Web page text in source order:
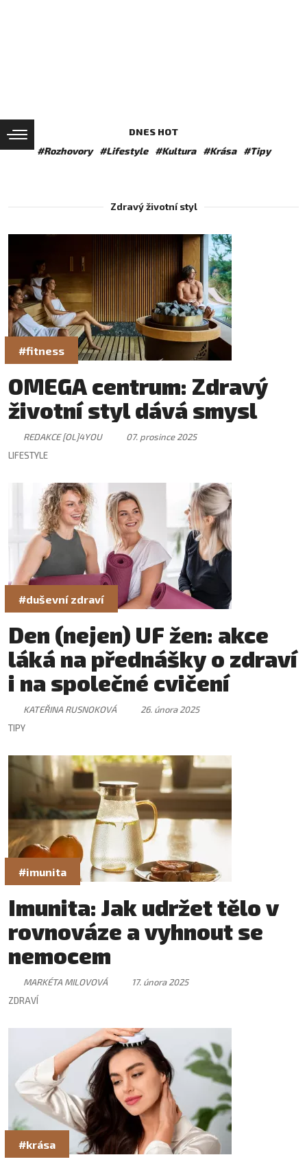
DNES HOT
#Rozhovory
#Lifestyle #Kultura #Krása #Tipy
Zdravý životní styl
#fitness
OMEGA centrum: Zdravý
životní styl dává smysl
REDAKCE [OL]4YOU
07. prosince 2025
LIFESTYLE
#duševní zdraví
Den (nejen) UF žen: akce
láká na přednášky o zdraví
i na společné cvičení
KATEŘINA RUSNOKOVÁ
26. února 2025
TIPY
#imunita
Imunita: Jak udržet tělo v
rovnováze a vyhnout se
nemocem
MARKÉTA MILOVOVÁ
17. února 2025
ZDRAVÍ
#krása